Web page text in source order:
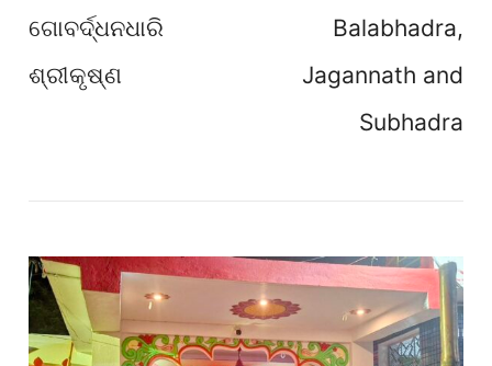
ଗୋବର୍ଦ୍ଧନଧାରି
ଶ୍ରୀକୃଷ୍ଣ
Balabhadra,
Jagannath and
Subhadra